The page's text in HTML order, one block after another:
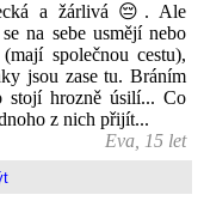
a žárlivá 😔. Ale
na sebe usmějí nebo
společnou cestu),
jsou zase tu. Bráním
stojí hrozně úsilí... Co
z nich přijít...
Eva, 15 let